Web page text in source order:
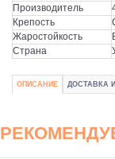
Производитель
Крепость
Жаростойкость
Страна
ОПИСАНИЕ ДОСТАВКА